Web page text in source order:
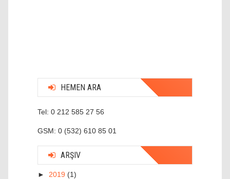
HEMEN ARA
Tel: 0 212 585 27 56
GSM: 0 (532) 610 85 01
ARŞIV
► 2019 (1)